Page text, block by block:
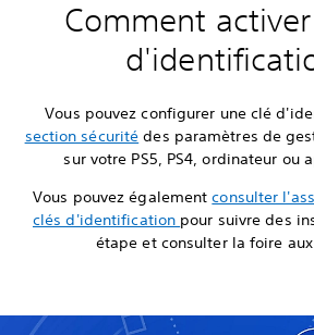
Comment
Vous pouvez configurer une clé
section sécurité des paramètres de
sur votre PS5, PS4, ordinateur ou
Vous pouvez égalementconsulter
clés d'identification pour suivre des
étape et consulter la foire